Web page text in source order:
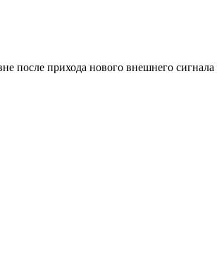
после прихода нового внешнего